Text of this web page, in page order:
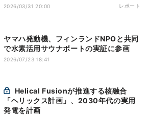
2026/03/31 20:00 レポート
ヤマハ発動機、フィンランドNPOと共同
で水素活用サウナボートの実証に参画
2026/07/23 18:41
「ヘリックス計画」、2030年代の実用
発電を計画